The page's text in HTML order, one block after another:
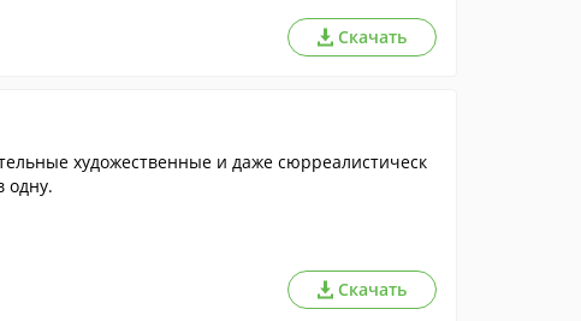
Скачать
художественные и даже сюрреалистическ
одну.
Скачать